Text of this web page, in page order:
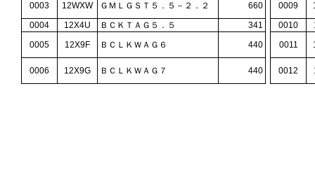
0003 12WXW ＧＭＬＧＳＴ５．５－２．２ 660 0009
0004
12X4U ＢＣＫＴＡＧ５．５ 341 0010
0005
12X9F ＢＣＬＫＷＡＧ６ 440 0011
0006 12X9G ＢＣＬＫＷＡＧ７ 440 0012